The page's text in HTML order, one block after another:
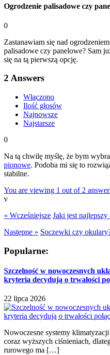
Ogrodzenie palisadowe czy
0
Zastanawiam się nad
palisadowe czy panelowe? Sam
się na tą pierwszą opcję.
2 Answers
Włączono
Ilość głosów
Najnowsze
Najstarsze
0
Na tą chwilę myślę, że bym
pionowe. Podoba mi się to
stabilne.
You are viewing 1 out of 2
v
« Wcześniejsze Jaki jest
Następne » Soczewki czy
Popularne:
Szczelność w nowoczesnych
kryteria decydują o trwałości
22 lipca 2026
Nowoczesne systemy
coraz wyższych ciśnieniach,
rurowego ma […]